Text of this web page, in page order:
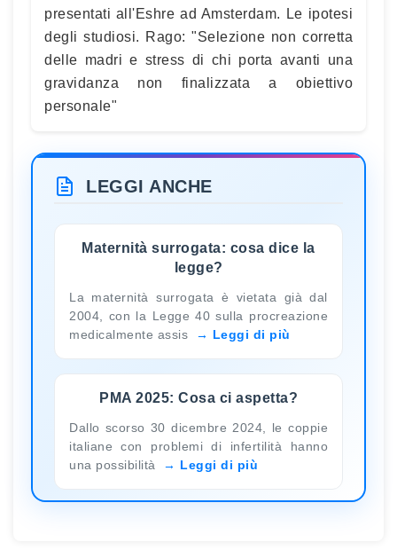
presentati all'Eshre ad Amsterdam. Le ipotesi
degli studiosi. Rago: "Selezione non corretta
delle madri e stress di chi porta avanti una
gravidanza non finalizzata a obiettivo
personale"
LEGGI ANCHE
Maternità surrogata: cosa dice la
legge?
La maternità surrogata è vietata già dal
2004, con la Legge 40 sulla procreazione
medicalmente assis
Leggi di più
PMA 2025: Cosa ci aspetta?
Dallo scorso 30 dicembre 2024, le coppie
italiane con problemi di infertilità hanno
una possibilità
Leggi di più